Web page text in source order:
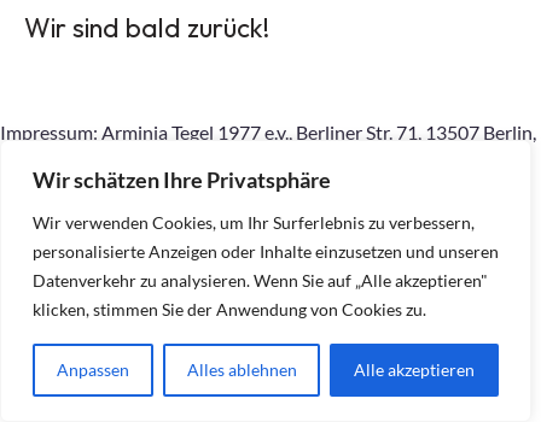
Wir schätzen Ihre Privatsphäre
Wir verwenden Cookies, um Ihr Surferlebnis zu verbessern,
personalisierte Anzeigen oder Inhalte einzusetzen und unseren
Datenverkehr zu analysieren. Wenn Sie auf „Alle akzeptieren"
klicken, stimmen Sie der Anwendung von Cookies zu.
Anpassen Alles ablehnen Alle akzeptieren
Wir sind bald zurück!
Impressum: Arminia Tegel 1977 e.v., Berliner Str. 71, 13507 Berlin,
Tegel77@outlook.com, Inhaltlich Verantwortlicher gemäß §10
Absatz 2 MDStV: Ralf Dietrich (Anschrift wie am Anfang)